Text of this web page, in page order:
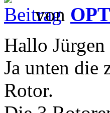
von
Hallo Jürgen
Ja unten die
Rotor.